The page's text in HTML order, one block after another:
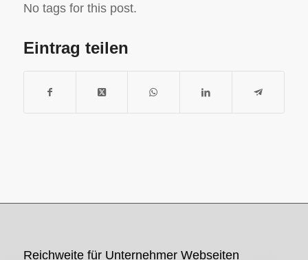
No tags for this post.
Eintrag teilen
Reichweite für Unternehmer Webseiten